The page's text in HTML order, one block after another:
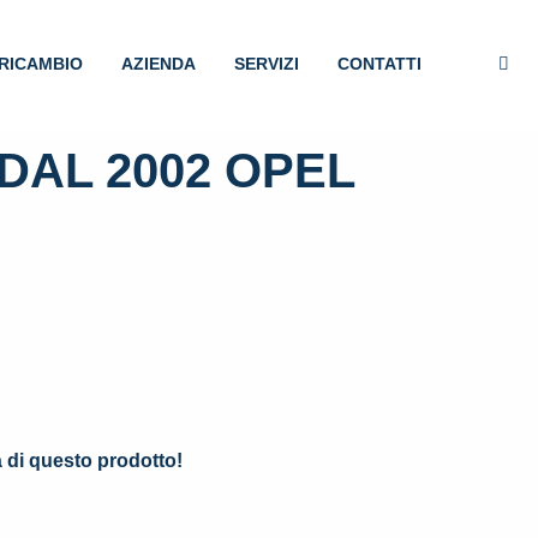
AZIENDA SERVIZI CONTATTI
2002 OPEL
di questo prodotto!